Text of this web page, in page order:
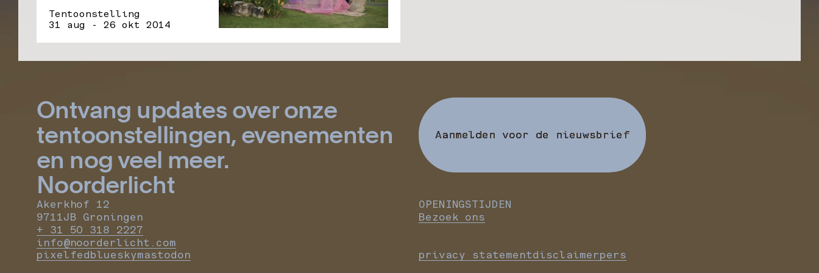
Tentoonstelling
31 aug - 26 okt 2014
Ontvang updates over onze
tentoonstellingen, evenementen
en nog veel meer.
Aanmelden voor de nieuwsbrief
Noorderlicht
Akerkhof 12
9711JB Groningen
+ 31 50 318 2227
info@noorderlicht.com
OPENINGSTIJDEN
Bezoek ons
pixelfedblueskymastodon privacy statementdisclaimerpers